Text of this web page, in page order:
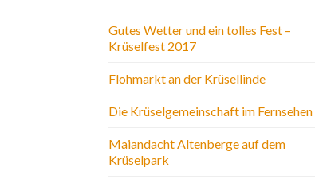
Gutes Wetter und ein tolles Fest –
Krüselfest 2017
Flohmarkt an der Krüsellinde
Die Krüselgemeinschaft im Fernsehen
Maiandacht Altenberge auf dem
Krüselpark